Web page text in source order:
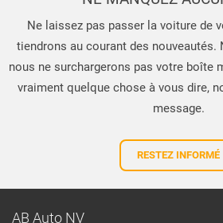
Ne laissez pas passer la voiture de
tiendrons au courant des nouveautés.
nous ne surchargerons pas votre boîte
vraiment quelque chose à vous dire,
message.
RESTEZ INFORMÉ
AB Auto NV